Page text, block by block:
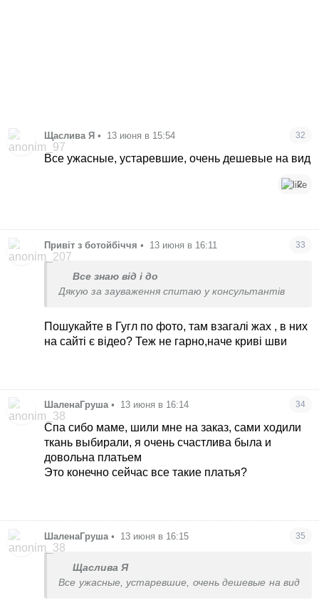
Щаслива Я • 13 июня в 15:54 32
Все ужасные, устаревшие, очень дешевые на вид
2
Привіт з ботойбіччя • 13 июня в 16:11 33
Все знаю від і до
Дякую за зауваження спитаю у консультантів
Пошукайте в Гугл по фото, там взагалі жах , в них
на сайті є відео? Теж не гарно,наче криві шви
ШаленаГруша • 13 июня в 16:14 34
Спа сибо маме, шили мне на заказ, сами ходили
ткань выбирали, я очень счастлива была и
довольна платьем
Это конечно сейчас все такие платья?
ШаленаГруша • 13 июня в 16:15 35
Щаслива Я
Все ужасные, устаревшие, очень дешевые на вид